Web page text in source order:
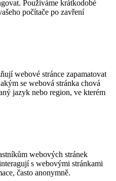
Používáme krátkodobé
počítače po zavření
webové stránce zapamatovat
se webová stránka chová
jazyk nebo region, ve kterém
webových stránek
s webovými stránkami
často anonymně.